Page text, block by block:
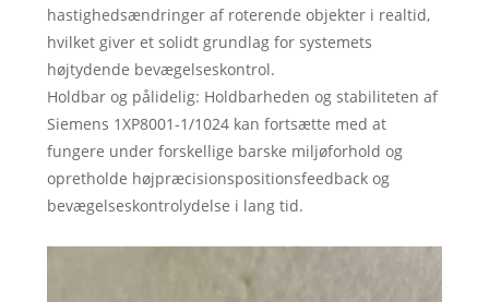
hastighedsændringer af roterende objekter i realtid,
hvilket giver et solidt grundlag for systemets
højtydende bevægelseskontrol.
Holdbar og pålidelig: Holdbarheden og stabiliteten af ​​
Siemens 1XP8001-1/1024 kan fortsætte med at
fungere under forskellige barske miljøforhold og
opretholde højpræcisionspositionsfeedback og
bevægelseskontrolydelse i lang tid.